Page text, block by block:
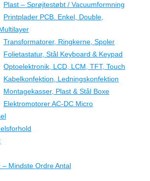
Plast – Sprøjtestøbt / Vacuumformning
Printplader PCB. Enkel, Double,
Transformatorer, Ringkerne, Spoler
Folietastatur, Stål Keyboard & Keypad
Optoelektronik, LCD, LCM, TFT, Touch
Kabelkonfektion, Ledningskonfektion
Montagekasser, Plast & Stål Boxe
Elektromotorer AC-DC Micro
– Mindste Ordre Antal